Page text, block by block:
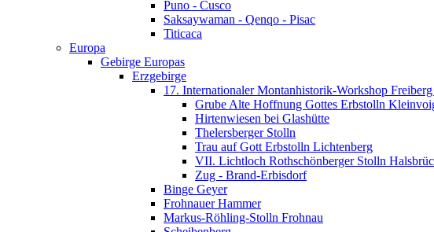
Puno - Cusco
Saksaywaman - Qenqo - Pisac
Titicaca
Europa
Gebirge Europas
Erzgebirge
17. Internationaler Montanhistorik-Workshop
Grube Alte Hoffnung Gottes Erbstolln
Hirtenwiesen bei Glashütte
Thelersberger Stolln
Trau auf Gott Erbstolln Lichtenberg
VII. Lichtloch Rothschönberger Stolln
Zug - Brand-Erbisdorf
Binge Geyer
Frohnauer Hammer
Markus-Röhling-Stolln Frohnau